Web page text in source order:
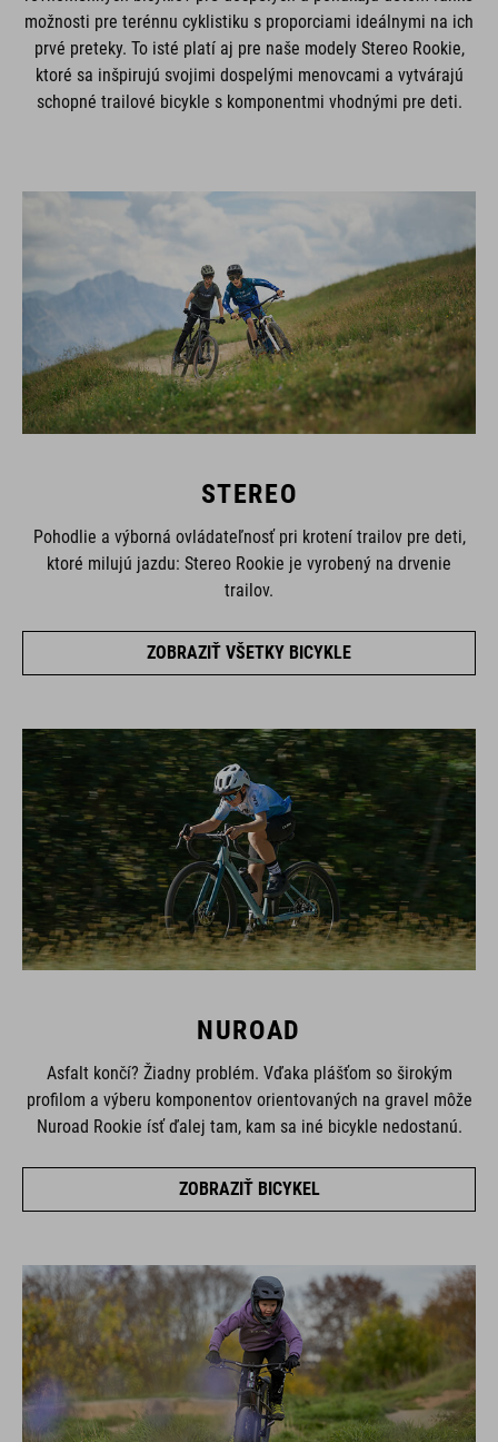
možnosti pre terénnu cyklistiku s proporciami ideálnymi na ich
prvé preteky. To isté platí aj pre naše modely Stereo Rookie,
ktoré sa inšpirujú svojimi dospelými menovcami a vytvárajú
schopné trailové bicykle s komponentmi vhodnými pre deti.
STEREO
Pohodlie a výborná ovládateľnosť pri krotení trailov pre deti,
ktoré milujú jazdu: Stereo Rookie je vyrobený na drvenie
trailov.
ZOBRAZIŤ VŠETKY BICYKLE
NUROAD
Asfalt končí? Žiadny problém. Vďaka plášťom so širokým
profilom a výberu komponentov orientovaných na gravel môže
Nuroad Rookie ísť ďalej tam, kam sa iné bicykle nedostanú.
ZOBRAZIŤ BICYKEL